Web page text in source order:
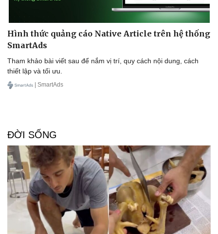
Hình thức quảng cáo Native Article trên hệ thống
SmartAds
Tham khảo bài viết sau để nắm vị trí, quy cách nội dung, cách
thiết lập và tối ưu.
| SmartAds
ĐỜI SỐNG